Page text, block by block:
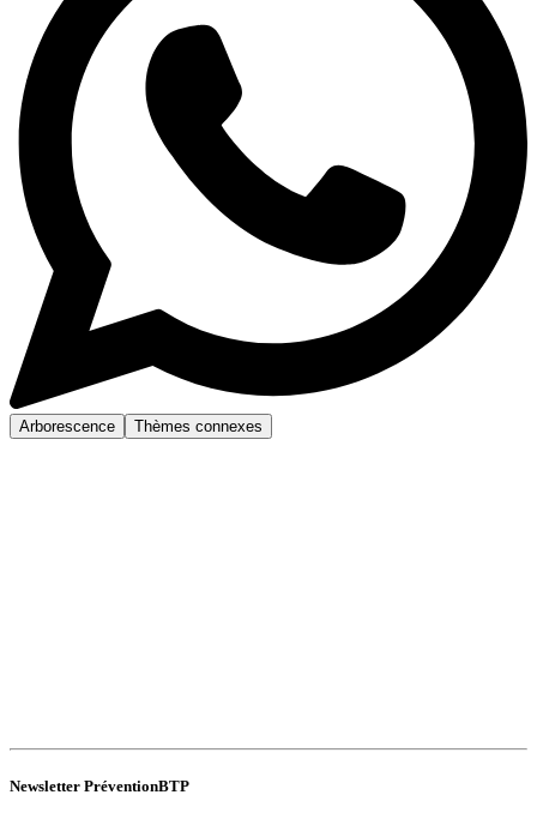
Arborescence Thèmes connexes
Newsletter PréventionBTP